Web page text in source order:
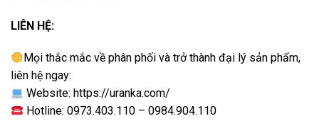
LIÊN HỆ:
Mọi thắc mắc về phân phối và trở thành đại lý sản phẩm,
liên hệ ngay:
Website: https://uranka.com/
Hotline: 0973.403.110 – 0984.904.110